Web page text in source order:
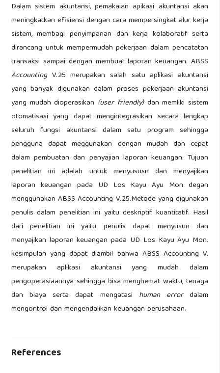
Dalam sistem akuntansi, pemakaian apikasi akuntansi akan
meningkatkan efisiensi dengan cara mempersingkat alur kerja
sistem, membagi penyimpanan dan kerja kolaboratif serta
dirancang untuk mempermudah pekerjaan dalam pencatatan
transaksi sampai dengan membuat laporan keuangan. ABSS
Accounting V.25 merupakan salah satu aplikasi akuntansi
yang banyak digunakan dalam proses pekerjaan akuntansi
yang mudah dioperasikan (user friendly) dan memliki sistem
otomatisasi yang dapat mengintegrasikan secara lengkap
seluruh fungsi akuntansi dalam satu program sehingga
pengguna dapat meggunakan dengan mudah dan cepat
dalam pembuatan dan penyajian laporan keuangan. Tujuan
penelitian ini adalah untuk menyususn dan menyajikan
laporan keuangan pada UD Los Kayu Ayu Mon degan
menggunakan ABSS Accounting V.25.Metode yang digunakan
penulis dalam penelitian ini yaitu deskriptif kuantitatif. Hasil
dari penelitian ini yaitu penulis dapat menyusun dan
menyajikan laporan keuangan pada UD Los Kayu Ayu Mon.
kesimpulan yang dapat diambil bahwa ABSS Accounting V.
merupakan aplikasi akuntansi yang mudah dalam
pengoperasiaannya sehingga bisa menghemat waktu, tenaga
dan biaya serta dapat mengatasi human errordalam
mengontrol dan mengendalikan keuangan perusahaan.
References